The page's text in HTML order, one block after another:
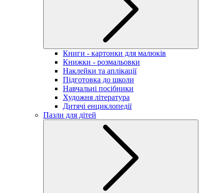
Книги - картонки для малюків
Книжки - розмальовки
Наклейки та аплікації
Підготовка до школи
Навчальні посібники
Художня література
Дитячі енциклопедії
Пазли для дітей